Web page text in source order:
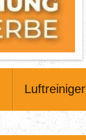
Luftreiniger